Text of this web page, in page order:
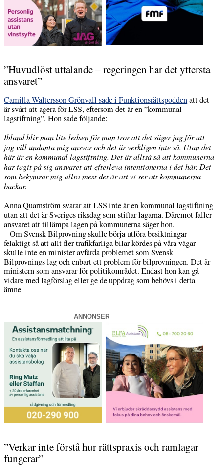
”Huvudlöst uttalande – regeringen har det yttersta
ansvaret”
Camilla Waltersson Grönvall sade i Funktionsrättspoddenatt det
är svårt att agera för LSS, eftersom det är en ”kommunal
lagstiftning”. Hon sade följande:
Ibland blir man lite ledsen för man tror att det säger jag för att
jag vill undanta mig ansvar och det är verkligen inte så. Utan det
här är en kommunal lagstiftning. Det är alltså så att kommunerna
har tagit på sig ansvaret att efterleva intentionerna i det här. Det
som bekymrar mig allra mest det är att vi ser att kommunerna
backar.
Anna Quarnström svarar att LSS inte är en kommunal lagstiftning
utan att det är Sveriges riksdag som stiftar lagarna. Däremot faller
ansvaret att tillämpa lagen på kommunerna säger hon.
– Om Svensk Bilprovning skulle börja utföra besiktningar
felaktigt så att allt fler trafikfarliga bilar kördes på våra vägar
skulle inte en minister avfärda problemet som Svensk
Bilprovnings lag och enbart ett problem för bilprovningen. Det är
ministern som ansvarar för politikområdet. Endast hon kan gå
vidare med lagförslag eller ge de uppdrag som behövs i detta
ämne.
ANNONSER
”Verkar inte förstå hur rättspraxis och ramlagar
fungerar”